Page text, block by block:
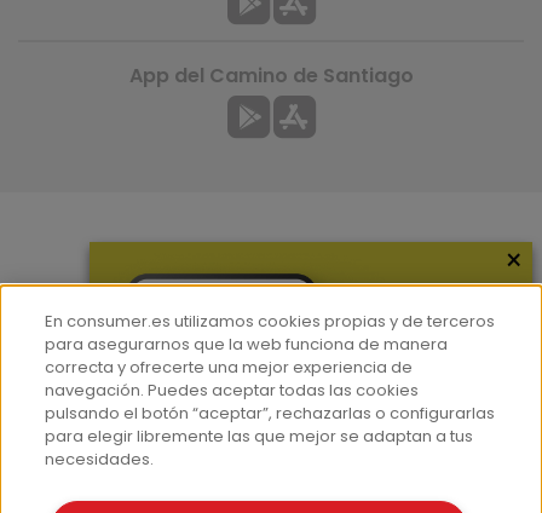
Hemeroteca
Contacto
Prensa
Corpus Lingüístico Consumer
App del Camino de Santiago
×
En consumer.es utilizamos cookies propias y de terceros
para asegurarnos que la web funciona de manera
correcta y ofrecerte una mejor experiencia de
navegación. Puedes aceptar todas las cookies
pulsando el botón “aceptar”, rechazarlas o configurarlas
para elegir libremente las que mejor se adaptan a tus
necesidades.